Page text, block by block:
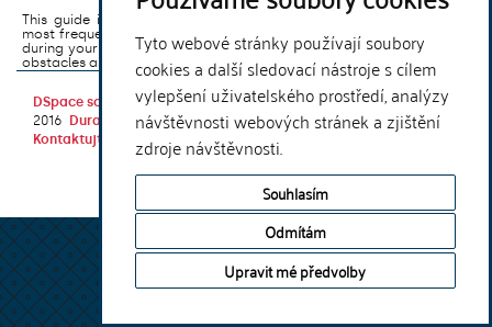
Tyto webové stránky používají soubory
cookies a další sledovací nástroje s cílem
vylepšení uživatelského prostředí, analýzy
návštěvnosti webových stránek a zjištění
zdroje návštěvnosti.
Souhlasím
Odmítám
Upravit mé předvolby
This guide introduces the e-learning support tools that are used
most frequently at Charles University and that you may encounter
during your studies. It will also help you to avoid the most common
obstacles associated ...
DSpace softwarecopyright © 2002-
2016
DuraSpace
Kontaktujte nás
Vyjádření názoru
Theme by